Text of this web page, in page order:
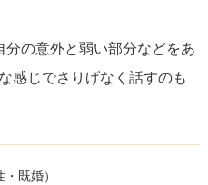
の意外と弱い部分などをあ
感じでさりげなく話すのも
・既婚）